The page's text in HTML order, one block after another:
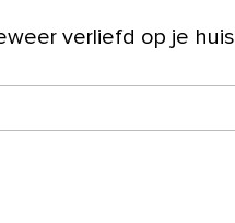
weer verliefd op je huis